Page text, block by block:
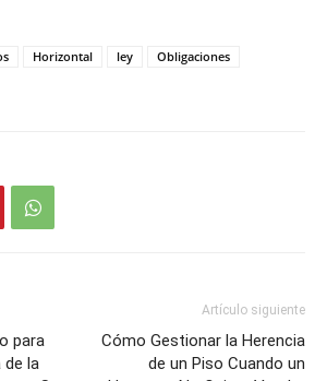
Horizontal ley
Obligaciones
para
de la
Artículo siguiente
Cómo Gestionar la Herencia
de un Piso Cuando un